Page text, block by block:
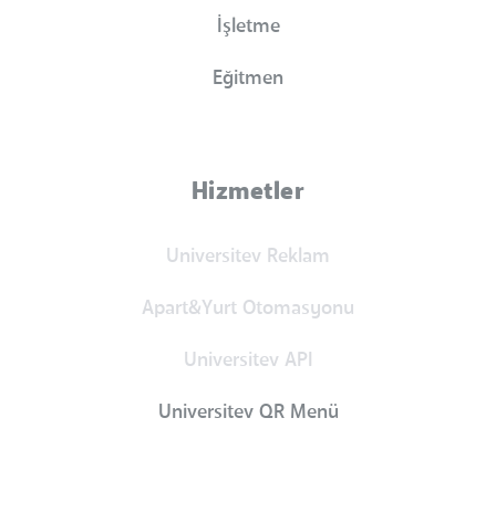
İşletme
Eğitmen
Hizmetler
Universitev Reklam
Apart&Yurt Otomasyonu
Universitev API
Universitev QR Menü